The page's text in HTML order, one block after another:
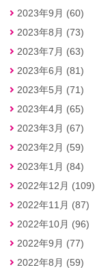
2023年9月 (60)
2023年8月 (73)
2023年7月 (63)
2023年6月 (81)
2023年5月 (71)
2023年4月 (65)
2023年3月 (67)
2023年2月 (59)
2023年1月 (84)
2022年12月 (109)
2022年11月 (87)
2022年10月 (96)
2022年9月 (77)
2022年8月 (59)